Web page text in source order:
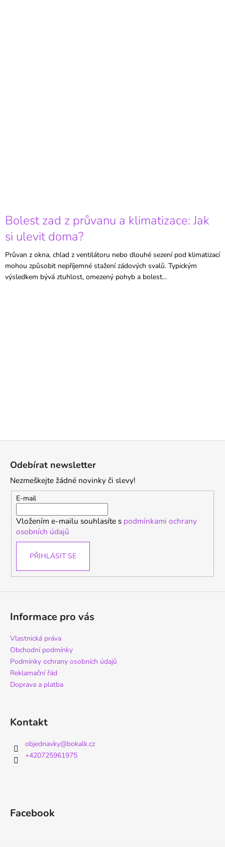
Bolest zad z průvanu a klimatizace: Jak
si ulevit doma?
Průvan z okna, chlad z ventilátoru nebo dlouhé sezení pod klimatizací
mohou způsobit nepříjemné stažení zádových svalů. Typickým
výsledkem bývá ztuhlost, omezený pohyb a bolest...
Odebírat newsletter
Nezmeškejte žádné novinky či slevy!
E-mail
Vložením e-mailu souhlasíte s podmínkami ochrany
osobních údajů
PŘIHLÁSIT SE
Informace pro vás
Vlastnická práva
Obchodní podmínky
Podmínky ochrany osobních údajů
Reklamační řád
Doprava a platba
Kontakt
objednavky@bokalk.cz
+420725961975
Facebook